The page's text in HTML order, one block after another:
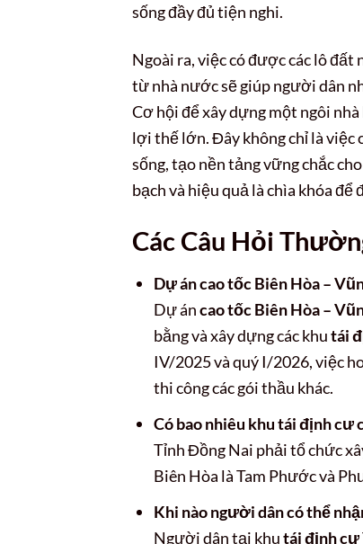
sống đầy đủ tiện nghi.
Ngoài ra, việc có được các lô đất
từ nhà nước sẽ giúp người dân
Cơ hội để xây dựng một ngôi
lợi thế lớn. Đây không chỉ là việc
sống, tạo nền tảng vững chắc
bạch và hiệu quả là chìa khóa để
Các Câu Hỏi
Dự án cao tốc Biên Hòa –
Dự áncao tốc Biên Hòa –
bằng và xây dựng các khutái
IV/2025 và quý I/2026, việc
thi công các gói thầu khác.
Có bao nhiêu khu tái định cư
Tỉnh Đồng Nai phải tổ chức
Biên Hòa là Tam Phước và
Khi nào người dân có thể
Người dân tại khutái định cư